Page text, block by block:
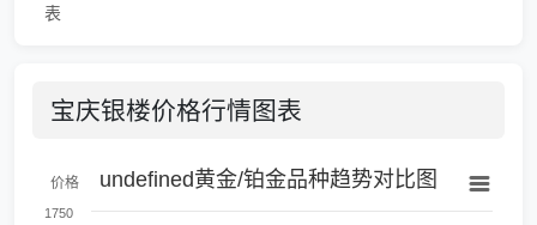
表
宝庆银楼价格行情图表
价格 undefined黄金/铂金品种趋势对比图
1750